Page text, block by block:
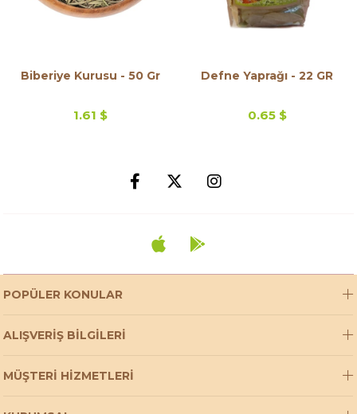
Biberiye Kurusu - 50 Gr
1.61 $
Defne Yaprağı - 22 GR
0.65 $
POPÜLER KONULAR
ALIŞVERİŞ BİLGİLERİ
MÜŞTERİ HİZMETLERİ